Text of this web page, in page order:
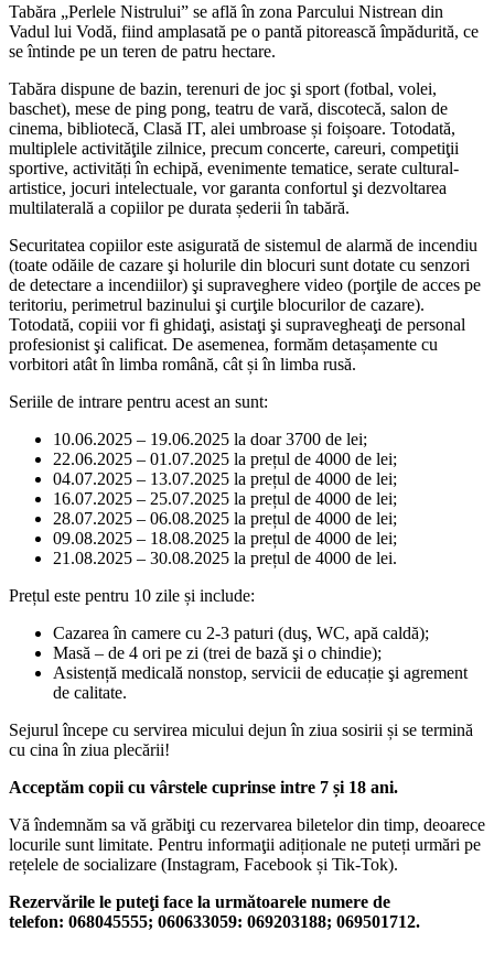
Tabăra „Perlele Nistrului” se află în zona Parcului Nistrean din
Vadul lui Vodă, fiind amplasată pe o pantă pitorească împăduri­tă, ce
se întinde pe un teren de patru hec­tare.
Tabăra dispune de bazin, terenuri de joc şi sport (fotbal, volei,
baschet), mese de ping pong, teatru de vară, discotecă, salon de
cinema, bibliotecă, Clasă IT, alei umbroase și foișoare. Totodată,
multiplele activităţile zilnice, precum concerte, careuri, competiţii
sportive, activități în echipă, eve­nimente tematice, serate cultural-
artistice, jocuri intelectuale, vor garanta confortul şi dezvoltarea
multilaterală a copiilor pe du­rata șederii în tabără.
Securitatea copiilor este asigurată de sistemul de alarmă de incendiu
(toate odă­ile de cazare şi holurile din blocuri sunt dotate cu senzori
de detectare a incendi­ilor) şi supraveghere video (porţile de ac­ces pe
teritoriu, perimetrul bazinului şi curţile blocurilor de cazare).
Totodată, co­piii vor fi ghidaţi, asistaţi şi supravegheaţi de personal
profesionist şi calificat. De asemenea, formăm detașamente cu
vorbitori atât în limba română, cât și în limba rusă.
Seriile de intrare pentru acest an sunt:
10.06.2025 – 19.06.2025 la doar 3700 de lei;
22.06.2025 – 01.07.2025 la prețul de 4000 de lei;
04.07.2025 – 13.07.2025 la prețul de 4000 de lei;
16.07.2025 – 25.07.2025 la prețul de 4000 de lei;
28.07.2025 – 06.08.2025 la prețul de 4000 de lei;
09.08.2025 – 18.08.2025 la prețul de 4000 de lei;
21.08.2025 – 30.08.2025 la prețul de 4000 de lei.
Prețul este pentru 10 zile și include:
Cazarea în camere cu 2-3 paturi (duş, WC, apă caldă);
Masă – de 4 ori pe zi (trei de bază şi o chindie);
Asistență medicală nonstop, servicii de educație şi agrement
de calitate.
Sejurul începe cu servirea micului de­jun în ziua sosirii și se termină
cu cina în ziua plecării!
Acceptăm copii cu vârstele cuprinse intre 7 și 18 ani.
Vă îndemnăm sa vă grăbiţi cu rezerva­rea biletelor din timp, deoarece
locurile sunt limitate. Pentru informaţii adiționale ne puteți urmări pe
rețelele de socializare (Instagram, Facebook și Tik-Tok).
Rezervările le puteţi face la următoa­rele numere de
telefon: 068045555; 060633059: 069203188; 069501712.